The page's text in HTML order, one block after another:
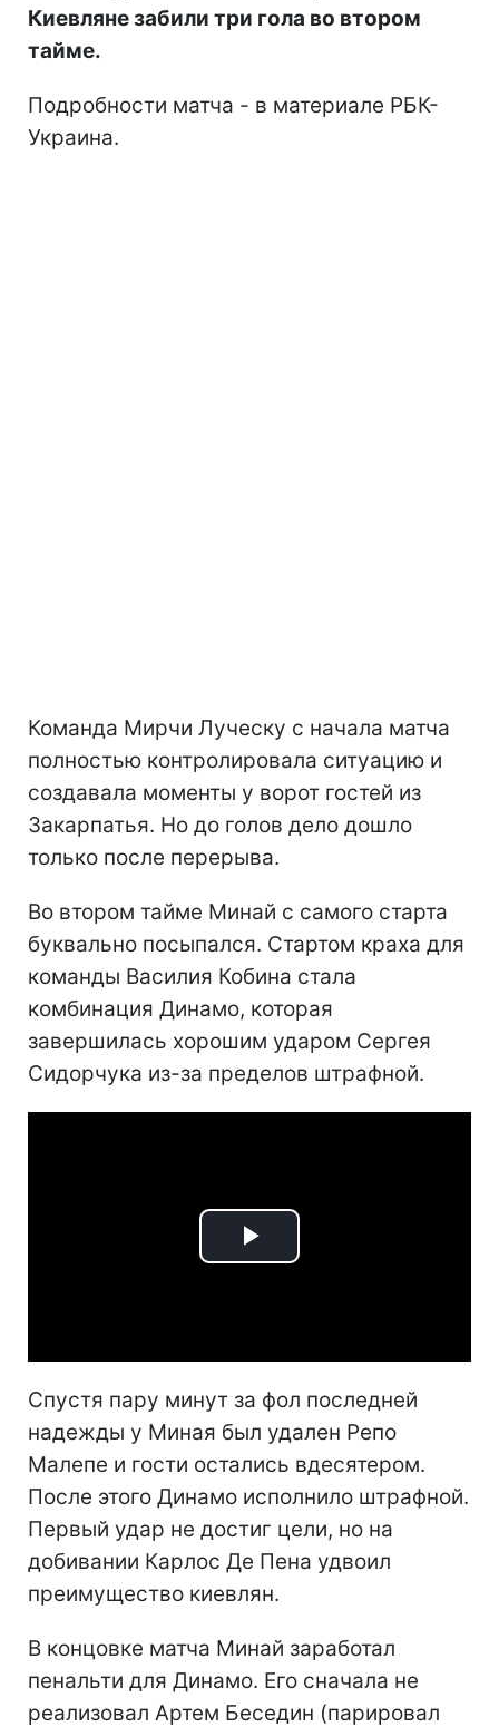
Киевляне забили три гола во втором
тайме.
Подробности матча - в материале РБК-
Украина.
Команда Мирчи Луческу с начала матча
полностью контролировала ситуацию и
создавала моменты у ворот гостей из
Закарпатья. Но до голов дело дошло
только после перерыва.
Во втором тайме Минай с самого старта
буквально посыпался. Стартом краха для
команды Василия Кобина стала
комбинация Динамо, которая
завершилась хорошим ударом Сергея
Сидорчука из-за пределов штрафной.
Play
Спустя пару минут за фол последней
надежды у Миная был удален Репо
Малепе и гости остались вдесятером.
После этого Динамо исполнило штрафной.
Первый удар не достиг цели, но на
добивании Карлос Де Пена удвоил
преимущество киевлян.
В концовке матча Минай заработал
пенальти для Динамо. Его сначала не
реализовал Артем Беседин (парировал